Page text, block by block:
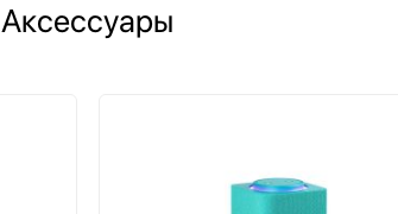
Аксессуары